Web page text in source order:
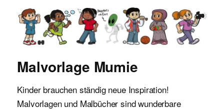
Malvorlagen für Kinder
Malvorlage Mumie
Kinder brauchen ständig neue Inspiration!
Malvorlagen und Malbücher sind wunderbare